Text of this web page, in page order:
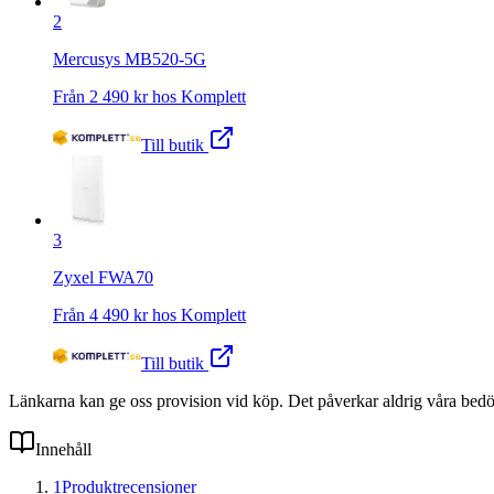
2
Mercusys MB520-5G
Från 2 490 kr hos Komplett
Till butik
3
Zyxel FWA70
Från 4 490 kr hos Komplett
Till butik
Länkarna kan ge oss provision vid köp. Det påverkar aldrig våra
Innehåll
1Produktrecensioner